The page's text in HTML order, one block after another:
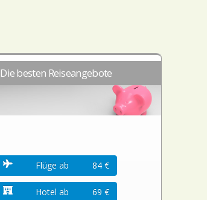
Die besten Reiseangebote
Flüge ab 84 €
Hotel ab 69 €